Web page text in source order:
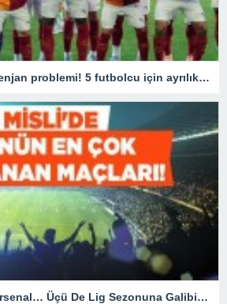
Galatasaray’da kontenjan problemi! 5 futbolcu için ayrılık kararı
Beşiktaş, Chelsea, Arsenal… Üçü De Lig Sezonuna Galibiyetle Başlar! İşte Misli’de Günün En Çok Oynanan Maçları